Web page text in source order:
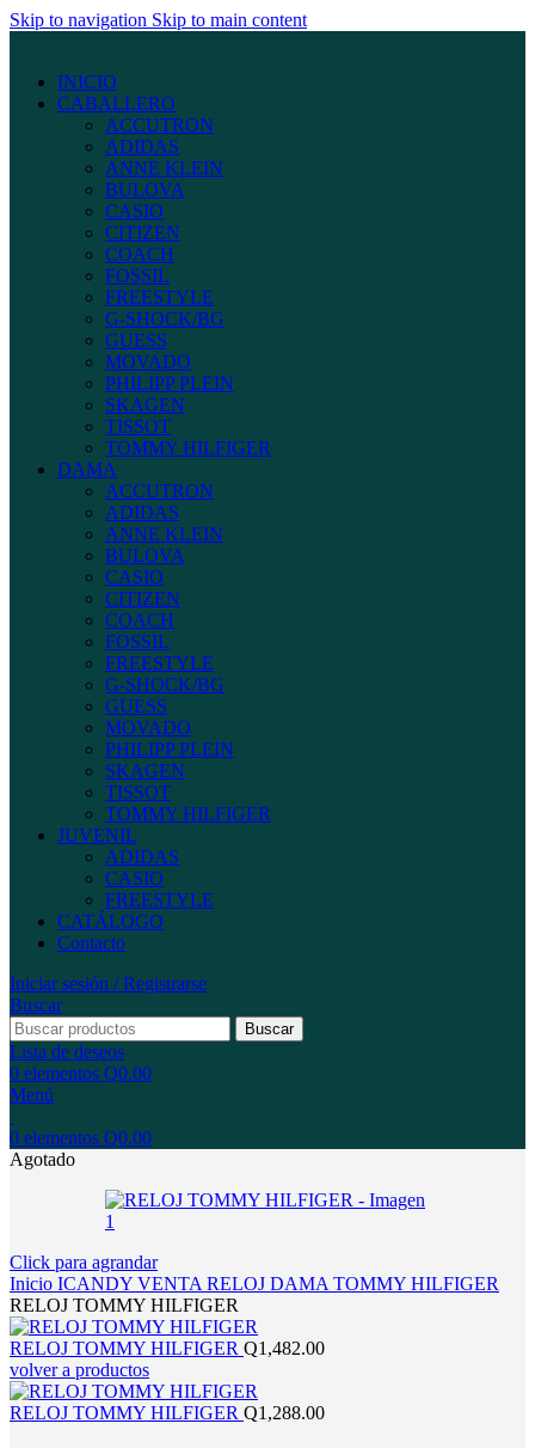
Skip to navigation Skip to main content
INICIO
CABALLERO
ACCUTRON
ADIDAS
ANNE KLEIN
BULOVA
CASIO
CITIZEN
COACH
FOSSIL
FREESTYLE
G-SHOCK/BG
GUESS
MOVADO
PHILIPP PLEIN
SKAGEN
TISSOT
TOMMY HILFIGER
DAMA
ACCUTRON
ADIDAS
ANNE KLEIN
BULOVA
CASIO
CITIZEN
COACH
FOSSIL
FREESTYLE
G-SHOCK/BG
GUESS
MOVADO
PHILIPP PLEIN
SKAGEN
TISSOT
TOMMY HILFIGER
JUVENIL
ADIDAS
CASIO
FREESTYLE
CATÁLOGO
Contacto
Iniciar sesión / Registrarse
Buscar
Buscar
Lista de deseos
0 elementos Q0.00
Menú
0 elementos Q0.00
Agotado
Click para agrandar
Inicio ICANDY VENTA RELOJ DAMA TOMMY HILFIGER
RELOJ TOMMY HILFIGER
RELOJ TOMMY HILFIGER Q1,482.00
volver a productos
RELOJ TOMMY HILFIGER Q1,288.00